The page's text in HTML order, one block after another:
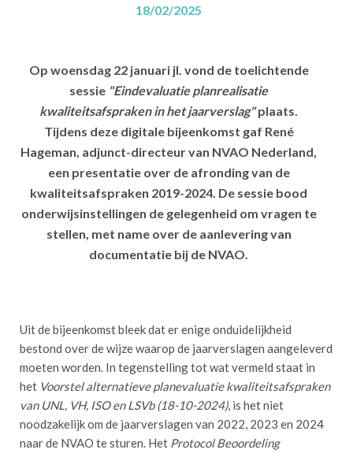
18/02/2025
Op woensdag 22 januari jl. vond de toelichtende
sessie "Eindevaluatie planrealisatie
kwaliteitsafspraken in het jaarverslag"plaats.
Tijdens deze digitale bijeenkomst gaf René
Hageman, adjunct-directeur van NVAO Nederland,
een presentatie over de afronding van de
kwaliteitsafspraken 2019-2024. De sessie bood
onderwijsinstellingen de gelegenheid om vragen te
stellen, met name over de aanlevering van
documentatie bij de NVAO.
Uit de bijeenkomst bleek dat er enige onduidelijkheid
bestond over de wijze waarop de jaarverslagen aangeleverd
moeten worden. In tegenstelling tot wat vermeld staat in
het Voorstel alternatieve planevaluatie kwaliteitsafspraken
van UNL, VH, ISO en LSVb (18-10-2024), is het niet
noodzakelijk om de jaarverslagen van 2022, 2023 en 2024
naar de NVAO te sturen. Het Protocol Beoordeling